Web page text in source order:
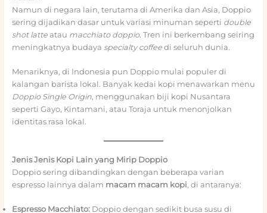
Namun di negara lain, terutama di Amerika dan Asia, Doppio
sering dijadikan dasar untuk variasi minuman seperti double
shot latteatau macchiato doppio. Tren ini berkembang seiring
meningkatnya budaya specialty coffeedi seluruh dunia.
Menariknya, di Indonesia pun Doppio mulai populer di
kalangan barista lokal. Banyak kedai kopi menawarkan menu
Doppio Single Origin, menggunakan biji kopi Nusantara
seperti Gayo, Kintamani, atau Toraja untuk menonjolkan
identitas rasa lokal.
Jenis Jenis Kopi Lain yang Mirip Doppio
Doppio sering dibandingkan dengan beberapa varian
espresso lainnya dalam macam macam kopi, di antaranya:
Espresso Macchiato:Doppio dengan sedikit busa susu di